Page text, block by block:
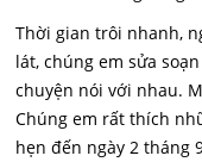
Thời gian trôi nhanh,
lát, chúng em sửa
chuyện nói với nhau.
Chúng em rất thích
hẹn đến ngày 2 tháng